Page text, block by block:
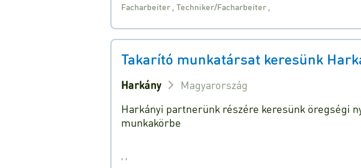
Facharbeiter ,Techniker/Facharbeiter
Takarító munkatársat keresünk
Harkány
Magyarország
Harkányi partnerünk részére keresünk öregségi
munkakörbe